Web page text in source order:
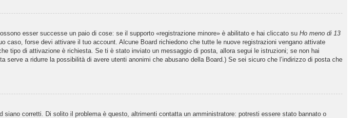
esser successe un paio di cose: se il supporto «registrazione minore» è abilitato e hai cliccato su Ho meno di 13
forse devi attivare il tuo account. Alcune Board richiedono che tutte le nuove registrazioni vengano attivate
tipo di attivazione è richiesta. Se ti è stato inviato un messaggio di posta, allora segui le istruzioni; se non hai
a ridurre la possibilità di avere utenti anonimi che abusano della Board.) Se sei sicuro che l’indirizzo di posta che
corretti. Di solito il problema è questo, altrimenti contatta un amministratore: potresti essere stato bannato o